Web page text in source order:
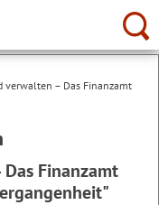
verwalten – Das Finanzamt
Finanzamt